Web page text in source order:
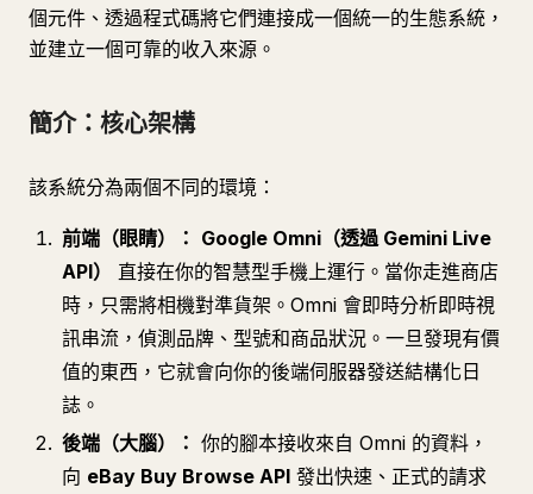
個元件、透過程式碼將它們連接成一個統一的生態系統，
並建立一個可靠的收入來源。
簡介：核心架構
該系統分為兩個不同的環境：
前端（眼睛）： Google Omni（透過 Gemini Live
API）
直接在你的智慧型手機上運行。當你走進商店
時，只需將相機對準貨架。Omni 會即時分析即時視
訊串流，偵測品牌、型號和商品狀況。一旦發現有價
值的東西，它就會向你的後端伺服器發送結構化日
誌。
後端（大腦）： 你的腳本接收來自 Omni 的資料，
向 eBay Buy Browse API 發出快速、正式的請求